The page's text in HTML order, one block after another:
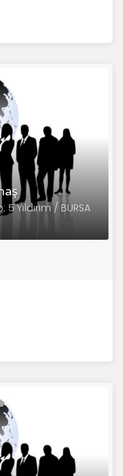
Yıldırım / BURSA